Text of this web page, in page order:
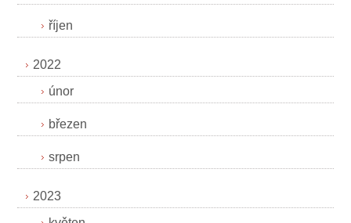
říjen
2022
únor
březen
srpen
2023